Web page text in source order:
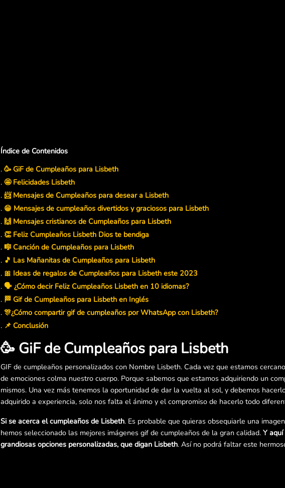
Índice de Contenidos
🥳 GiF de Cumpleaños para Lisbeth
🤩 Felicidades Lisbeth
📨 Mensajes de Cumpleaños para desear a Lisbeth
😁 Mensajes de cumpleaños divertidos y graciosos para Lisbeth
🙌 Mensajes cristianos de Cumpleaños para Lisbeth
👏 Feliz Cumpleaños Lisbeth Dios te bendiga
🎼 Canción de Cumpleaños para Lisbeth
🎵 Las Mañanitas de Cumpleaños para Lisbeth
🎀 Ideas de regalos de Cumpleaños para Lisbeth este 2023
🗣️ ¿Cómo decir Feliz Cumpleaños Lisbeth en 10 idiomas?
🏁 Gif de Cumpleaños para Lisbeth en Inglés
🎊¿Cómo compartir gif de cumpleaños por WhatsApp con Lisbeth?
📌 Conclusión
🥳 GiF de Cumpleaños para Lisbeth
GIF de cumpleaños personalizados con Nombre Lisbeth. Cada vez que estamos
de emociones colma nuestro cuerpo. Porque sabemos que estamos adquiriendo un
mismos. Una vez más tenemos la oportunidad de dar la vuelta al sol, y debemos
adquirido a experiencia, solo nos falta el ánimo y el compromiso de hacerlo todo
Si se acerca el cumpleaños de Lisbeth. Es probable que quieras obsequiarle una
hemos seleccionado las mejores imágenes gif de cumpleaños de la gran calidad. Y
grandiosas opciones personalizadas, que digan Lisbeth. Así no podrá faltar este